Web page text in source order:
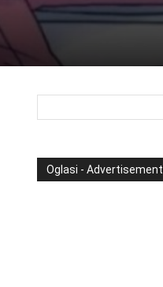
Oglasi - Advertisement